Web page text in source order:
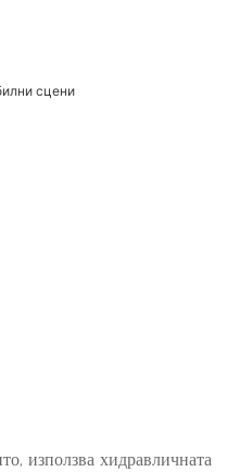
използва хидравличната